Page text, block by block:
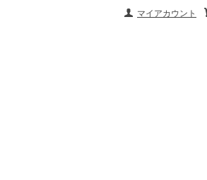
マイアカウント